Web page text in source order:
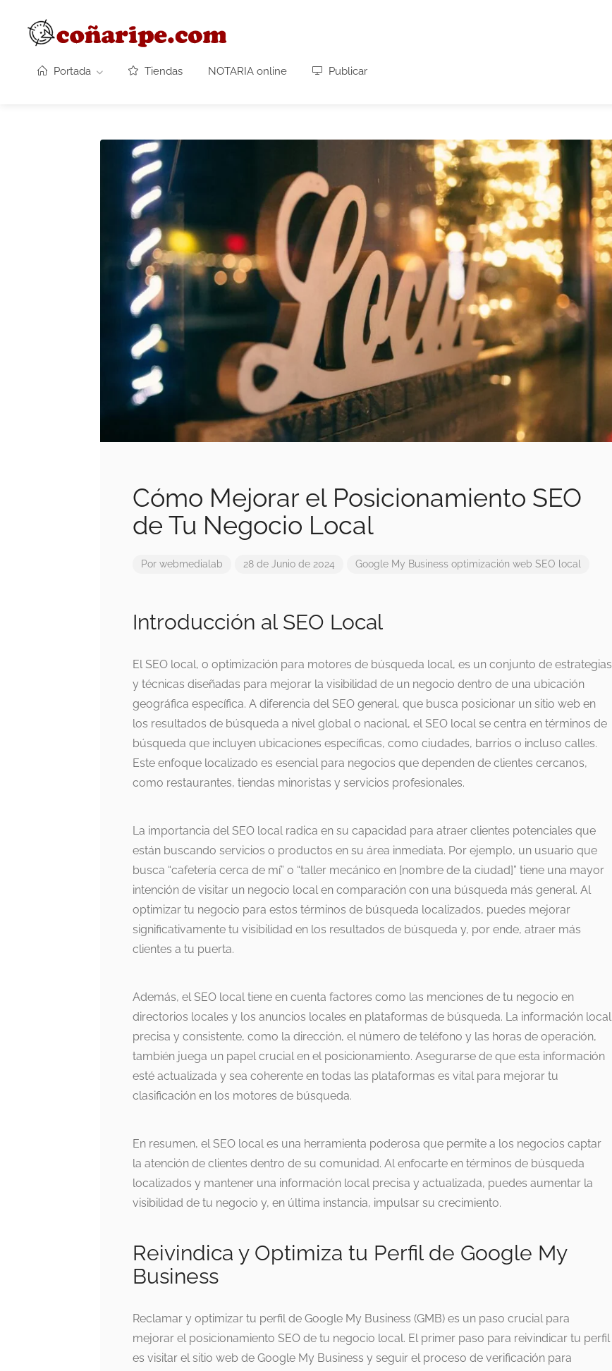
Portada Tiendas NOTARIA online Publicar
Cómo Mejorar el Posicionamiento SEO
de Tu Negocio Local
Por webmedialab 28 de Junio de 2024 Google My Business optimización web SEO local
Introducción al SEO Local
El SEO local, o optimización para motores de búsqueda local, es un conjunto de estrategias
y técnicas diseñadas para mejorar la visibilidad de un negocio dentro de una ubicación
geográfica específica. A diferencia del SEO general, que busca posicionar un sitio web en
los resultados de búsqueda a nivel global o nacional, el SEO local se centra en términos de
búsqueda que incluyen ubicaciones específicas, como ciudades, barrios o incluso calles.
Este enfoque localizado es esencial para negocios que dependen de clientes cercanos,
como restaurantes, tiendas minoristas y servicios profesionales.
La importancia del SEO local radica en su capacidad para atraer clientes potenciales que
están buscando servicios o productos en su área inmediata. Por ejemplo, un usuario que
busca “cafetería cerca de mí” o “taller mecánico en [nombre de la ciudad]” tiene una mayor
intención de visitar un negocio local en comparación con una búsqueda más general. Al
optimizar tu negocio para estos términos de búsqueda localizados, puedes mejorar
significativamente tu visibilidad en los resultados de búsqueda y, por ende, atraer más
clientes a tu puerta.
Además, el SEO local tiene en cuenta factores como las menciones de tu negocio en
directorios locales y los anuncios locales en plataformas de búsqueda. La información local
precisa y consistente, como la dirección, el número de teléfono y las horas de operación,
también juega un papel crucial en el posicionamiento. Asegurarse de que esta información
esté actualizada y sea coherente en todas las plataformas es vital para mejorar tu
clasificación en los motores de búsqueda.
En resumen, el SEO local es una herramienta poderosa que permite a los negocios captar
la atención de clientes dentro de su comunidad. Al enfocarte en términos de búsqueda
localizados y mantener una información local precisa y actualizada, puedes aumentar la
visibilidad de tu negocio y, en última instancia, impulsar su crecimiento.
Reivindica y Optimiza tu Perfil de Google My
Business
Reclamar y optimizar tu perfil de Google My Business (GMB) es un paso crucial para
mejorar el posicionamiento SEO de tu negocio local. El primer paso para reivindicar tu perfil
es visitar el sitio web de Google My Business y seguir el proceso de verificación para